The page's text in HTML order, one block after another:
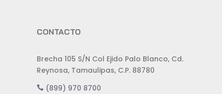
CONTACTO
Brecha 105 S/N Col Ejido Palo Blanco, Cd.
Reynosa, Tamaulipas, C.P. 88780
(899) 970 8700